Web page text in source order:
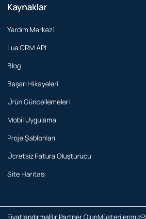
Kaynaklar
Yardım Merkezi
Lua CRM API
Blog
Başarı Hikayeleri
Ürün Güncellemeleri
Mobil Uygulama
Proje Şablonları
Ücretsiz Fatura Oluşturucu
Site Haritası
FiyatlandırmaBir Partner OlunMüşterilerimiz